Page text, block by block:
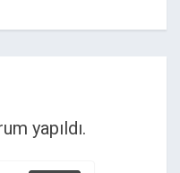
yapıldı.